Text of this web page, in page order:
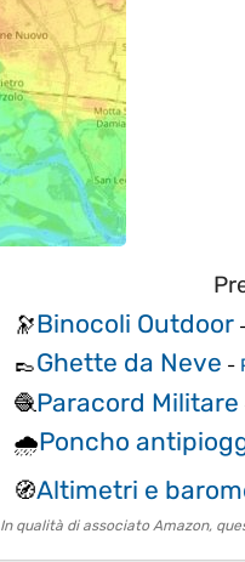
🔭Binocoli Outdoor
👞Ghette da Neve -
🧶Paracord Militare
🌧️Poncho
🧭Altimetri e
In qualità di associato Amazon,